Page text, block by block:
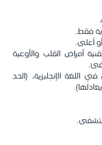
فقط.
أمراض القلب والأوعية
اللغة الإنجليزية، (الحد